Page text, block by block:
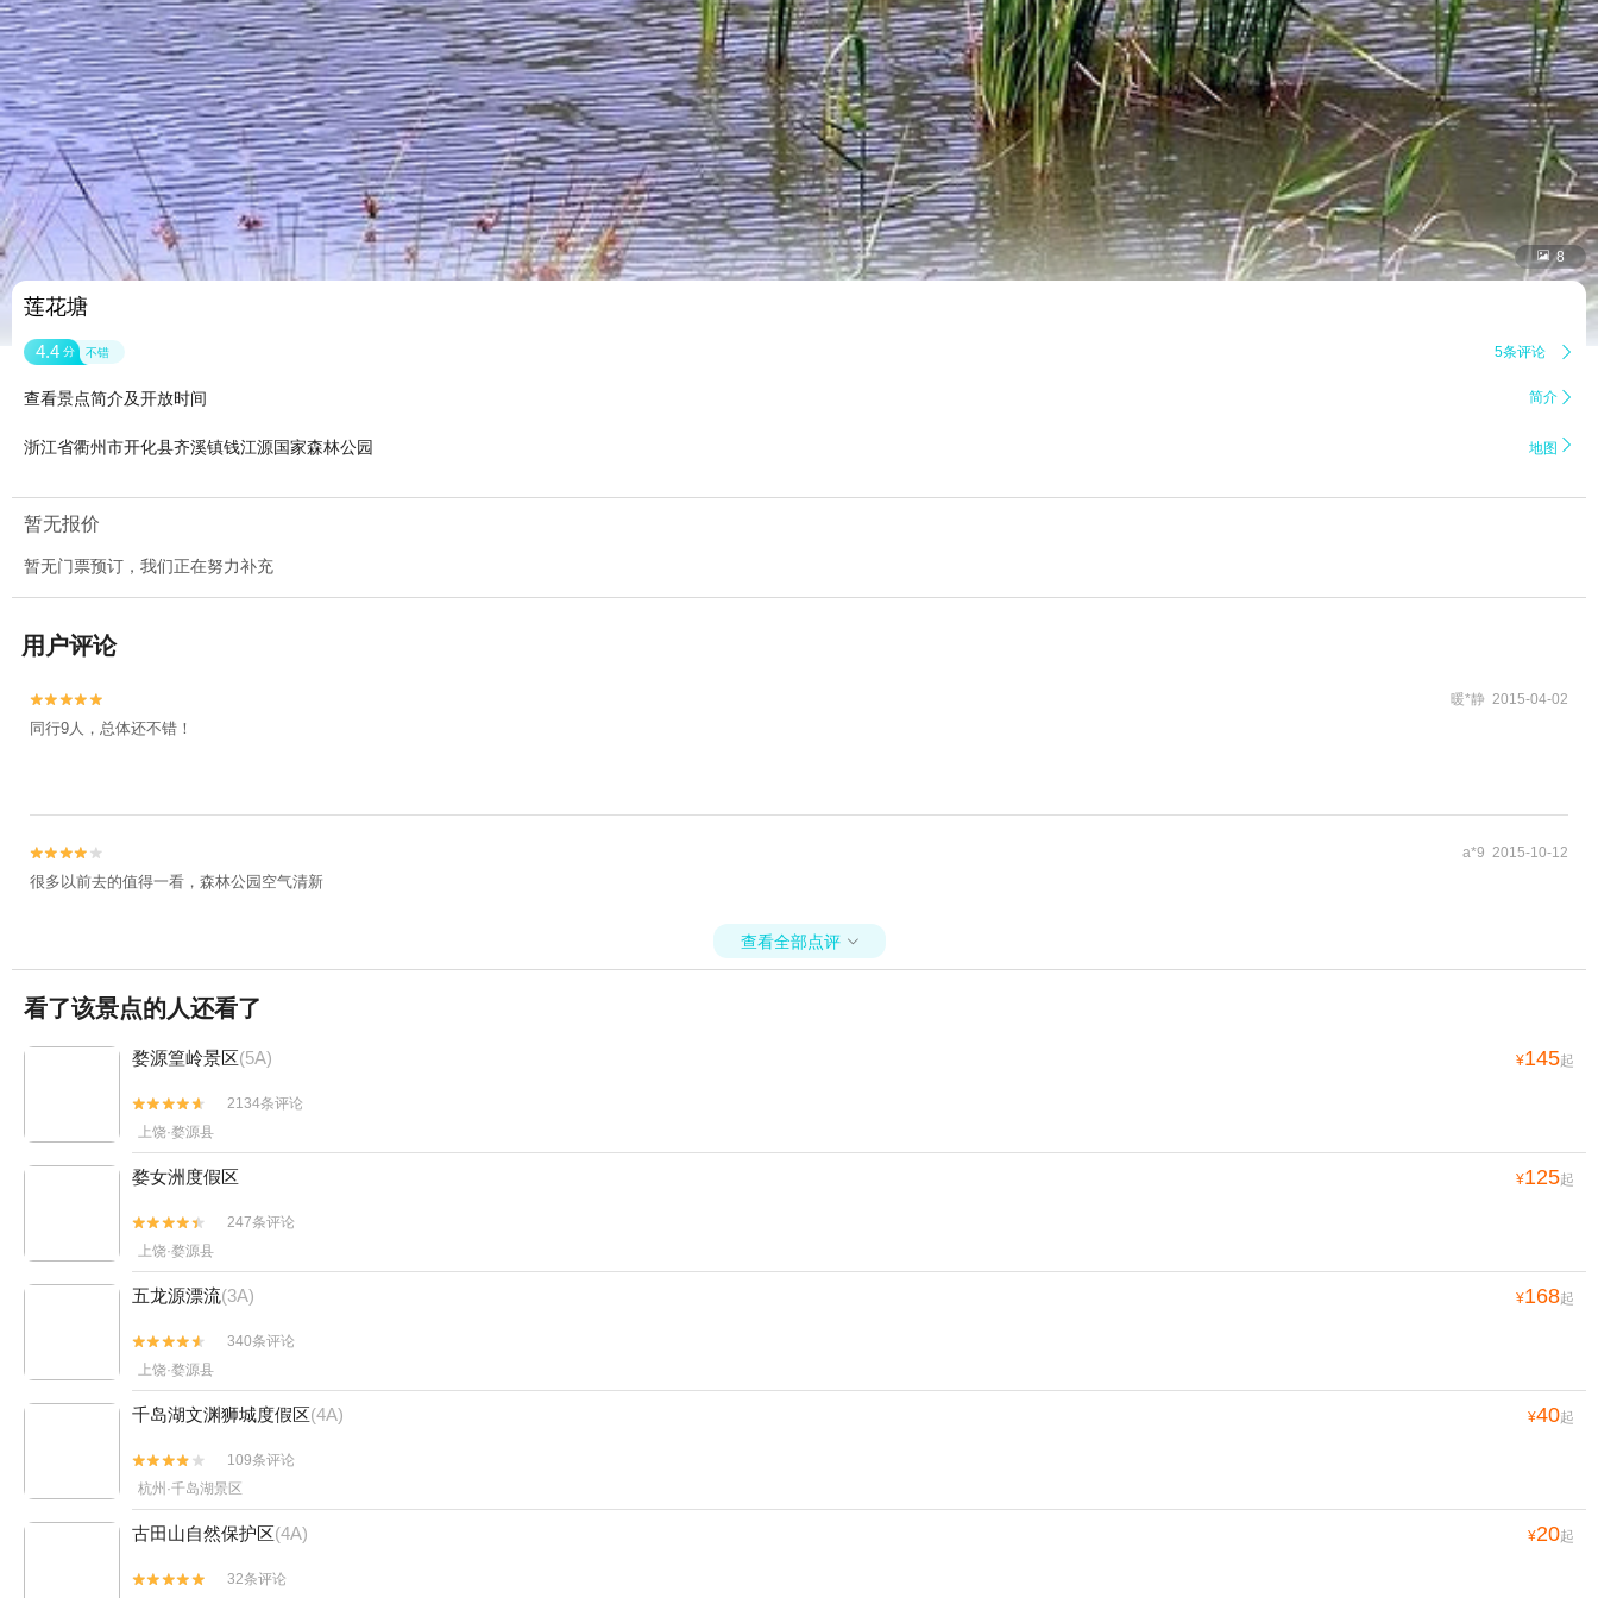
 8
莲花塘
4.4 分 不错 5条评论 
查看景点简介及开放时间 简介 
浙江省衢州市开化县齐溪镇钱江源国家森林公园 地图 
暂无报价
暂无门票预订，我们正在努力补充
用户评论

 暖*静 2015-04-02
同行9人，总体还不错！

 a*9 2015-10-12
很多以前去的值得一看，森林公园空气清新
查看全部点评 
看了该景点的人还看了
婺源篁岭景区(5A) ¥145起


2134条评论
上饶·婺源县
婺女洲度假区 ¥125起


247条评论
上饶·婺源县
五龙源漂流(3A) ¥168起


340条评论
上饶·婺源县
千岛湖文渊狮城度假区(4A) ¥40起


109条评论
杭州·千岛湖景区
古田山自然保护区(4A) ¥20起

 32条评论